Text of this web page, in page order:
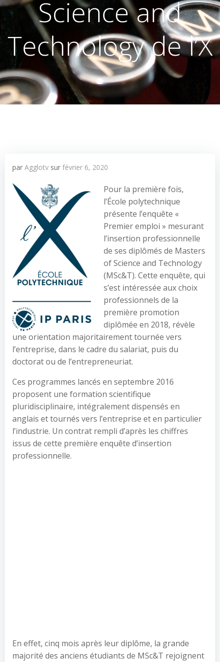
Science and
Technology de l’X
par Agglotv sur février 6, 2020
Pour la première fois,
l’École polytechnique
présente l’enquête «
Premier emploi » mesurant
l’insertion professionnelle
de ses diplômés de Masters
of Science and Technology
(MSc&T). Cette enquête, qui
s’est intéressée aux choix
professionnels de la
première promotion
diplômée en 2018, révèle
une orientation majoritairement tournée vers
l’entreprise, dans le cadre du salariat, puis du
doctorat ou de l’entrepreneuriat.
Ces programmes lancés en septembre 2016
proposent une formation scientifique
pluridisciplinaire, intégralement dispensés en
anglais et tournés vers l’entreprise et en particulier
l’industrie. Un contrat rempli d’après les chiffres
issus de cette première enquête d’insertion
professionnelle.
En effet, cinq mois après leur diplôme, la grande
majorité des anciens étudiants de MSc&T rejoignent